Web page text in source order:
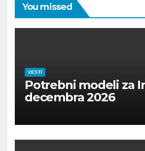
You missed
VESTI
Potrebni modeli za
decembra 2026